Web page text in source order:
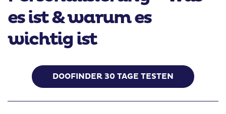
es ist & warum es
wichtig ist
DOOFINDER 30 TAGE TESTEN